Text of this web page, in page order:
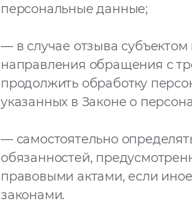
персональные данные;
— в случае отзыва
направления обращения с
продолжить обработку
указанных в Законе о
— самостоятельно
обязанностей,
правовыми актами, если
законами.